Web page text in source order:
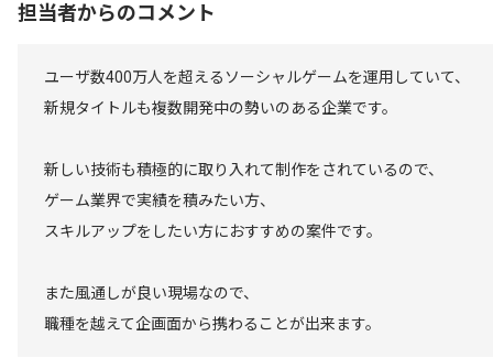
担当者からのコメント
ユーザ数400万人を超えるソーシャルゲームを運用していて、
新規タイトルも複数開発中の勢いのある企業です。
新しい技術も積極的に取り入れて制作をされているので、
ゲーム業界で実績を積みたい方、
スキルアップをしたい方におすすめの案件です。
また風通しが良い現場なので、
職種を越えて企画面から携わることが出来ます。